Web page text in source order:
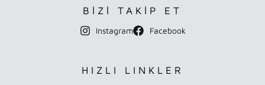
BİZİ TAKİP ET
Instagram Facebook
HIZLI LINKLER